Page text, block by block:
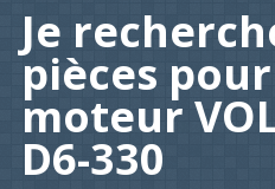
Je
pièces
moteur
D6-330